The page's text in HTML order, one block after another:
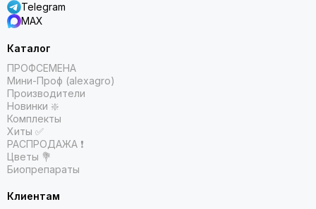
Telegram
MAX
Каталог
ПРОФСЕМЕНА
Мини-Проф (alexagro)
Производители
Новинки ❇️
Комплекты
Хиты ✅
РАСПРОДАЖА ❗️
Цветы 💐
Биопрепараты
Клиентам